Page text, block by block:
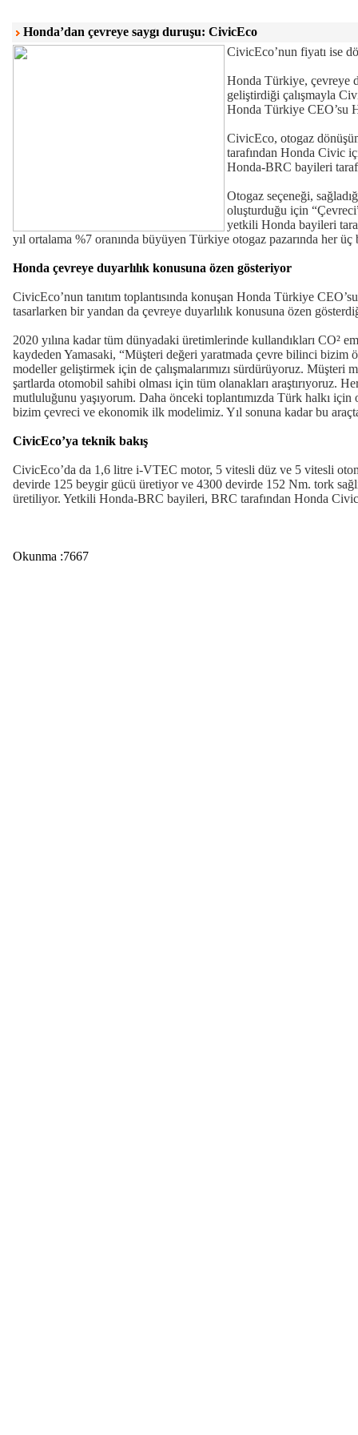
Honda’dan çevreye saygı duruşu: CivicEco
CivicEco’nun fiyatı ise
Honda Türkiye, çevreye
geliştirdiği çalışmayla
Honda Türkiye CEO’su
CivicEco, otogaz
tarafından Honda Civic
Honda-BRC bayileri
Otogaz seçeneği,
oluşturduğu için
yetkili Honda bayileri
yıl ortalama %7 oranında büyüyen Türkiye otogaz pazarında her
Honda çevreye duyarlılık konusuna özen gösteriyor
CivicEco’nun tanıtım toplantısında konuşan Honda Türkiye
tasarlarken bir yandan da çevreye duyarlılık konusuna özen
2020 yılına kadar tüm dünyadaki üretimlerinde kullandıkları CO²
kaydeden Yamasaki, “Müşteri değeri yaratmada çevre bilinci bizim
modeller geliştirmek için de çalışmalarımızı sürdürüyoruz.
şartlarda otomobil sahibi olması için tüm olanakları araştırıyoruz.
mutluluğunu yaşıyorum. Daha önceki toplantımızda Türk halkı
bizim çevreci ve ekonomik ilk modelimiz. Yıl sonuna kadar bu
CivicEco’ya teknik bakış
CivicEco’da da 1,6 litre i-VTEC motor, 5 vitesli düz ve 5 vitesli
devirde 125 beygir gücü üretiyor ve 4300 devirde 152 Nm. tork
üretiliyor. Yetkili Honda-BRC bayileri, BRC tarafından Honda
Okunma :7667